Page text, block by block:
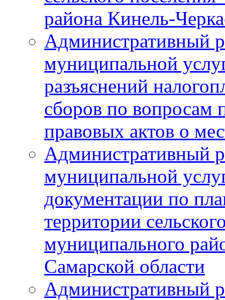
района Кинель-
Административный
муниципальной
разъяснений
сборов по вопросам
правовых актов о
Административный
муниципальной
документации по
территории
муниципального
Самарской области
Административный